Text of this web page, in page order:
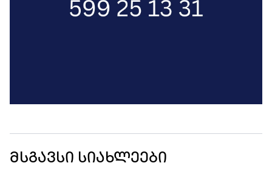
მსგავსი სიახლეები